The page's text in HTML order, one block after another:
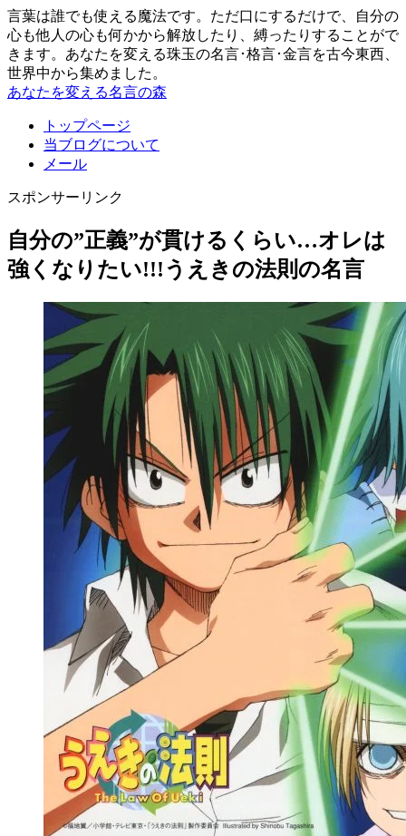
言葉は誰でも使える魔法です。ただ口にするだけで、自分の
心も他人の心も何かから解放したり、縛ったりすることがで
きます。あなたを変える珠玉の名言･格言･金言を古今東西、
世界中から集めました。
あなたを変える名言の森
トップページ
当ブログについて
メール
スポンサーリンク
自分の”正義”が貫けるくらい…オレは
強くなりたい!!!うえきの法則の名言